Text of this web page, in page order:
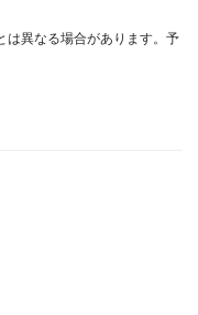
は異なる場合があります。予